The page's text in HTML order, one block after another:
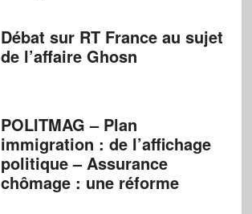
Débat sur RT France au sujet
de l’affaire Ghosn
POLITMAG – Plan
immigration : de l’affichage
politique – Assurance
chômage : une réforme